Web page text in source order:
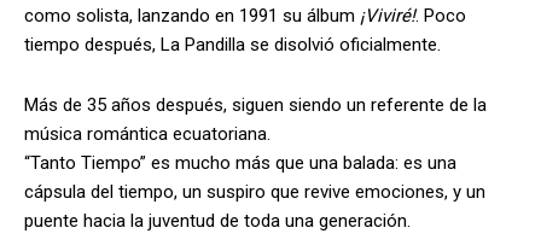
como solista, lanzando en 1991 su álbum ¡Viviré!. Poco
tiempo después, La Pandilla se disolvió oficialmente.
Más de 35 años después, siguen siendo un referente de la
música romántica ecuatoriana.
“Tanto Tiempo” es mucho más que una balada: es una
cápsula del tiempo, un suspiro que revive emociones, y un
puente hacia la juventud de toda una generación.